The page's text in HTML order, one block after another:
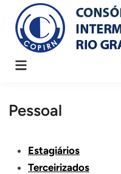
content
Main
Pessoal
Estagiários
Terceirizados